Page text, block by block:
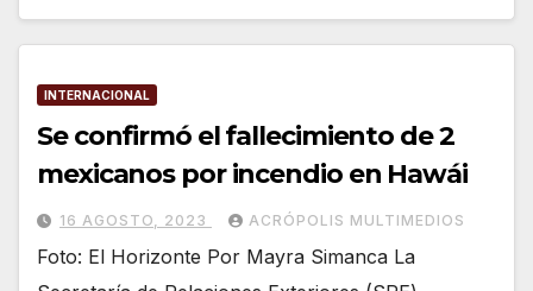
INTERNACIONAL
Se confirmó el fallecimiento de 2
mexicanos por incendio en Hawái
16 AGOSTO, 2023 ACRÓPOLIS MULTIMEDIOS
Foto: El Horizonte Por Mayra Simanca La